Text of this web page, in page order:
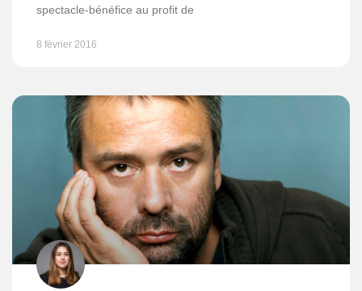
spectacle-bénéfice au profit de
8 février 2016